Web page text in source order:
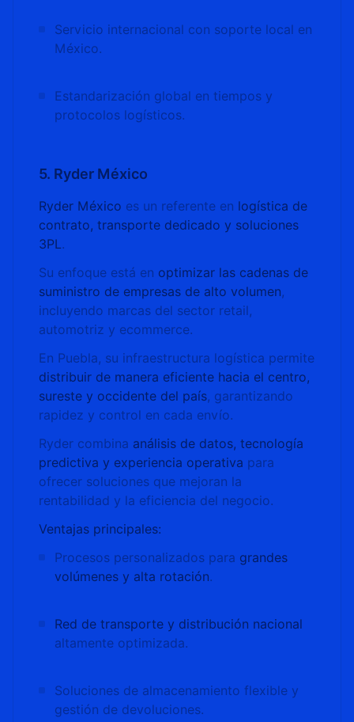
Servicio internacional con soporte local en
México.
Estandarización global en tiempos y
protocolos logísticos.
5. Ryder México
Ryder México es un referente en logística de
contrato, transporte dedicado y soluciones
3PL.
Su enfoque está en optimizar las cadenas de
suministro de empresas de alto volumen,
incluyendo marcas del sector retail,
automotriz y ecommerce.
En Puebla, su infraestructura logística permite
distribuir de manera eficiente hacia el centro,
sureste y occidente del país, garantizando
rapidez y control en cada envío.
Ryder combina análisis de datos, tecnología
predictiva y experiencia operativa para
ofrecer soluciones que mejoran la
rentabilidad y la eficiencia del negocio.
Ventajas principales:
Procesos personalizados para grandes
volúmenes y alta rotación.
Red de transporte y distribución nacional
altamente optimizada.
Soluciones de almacenamiento flexible y
gestión de devoluciones.